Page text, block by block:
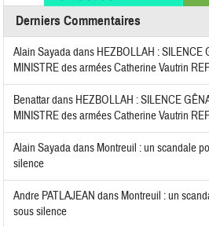
Derniers Commentaires
Alain Sayadadans HEZBOLLAH :
MINISTRE des armées Catherine Vautrin
Benattardans HEZBOLLAH : SILENCE
MINISTRE des armées Catherine Vautrin
Alain Sayadadans Montreuil : un scandale
silence
Andre PATLAJEAN dans Montreuil : un
sous silence